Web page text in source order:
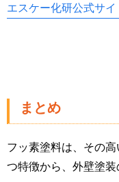
エスケー化研公式サイ
まとめ
フッ素塗料は、その
つ特徴から、外壁塗装